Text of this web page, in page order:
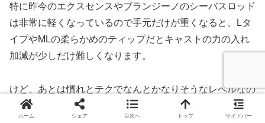
特に昨今のエクスセンスやブランジーノのシーバスロッド
は非常に軽くなっているので手元だけが重くなると、Lタ
イプやMLの柔らかめのティップだとキャストの力の入れ
加減が少しだけ難しくなります。
けど、あとは慣れとテクでなんとかなりそうなレベルなの
で、どうしてもシーバスには3000MHGと思う人は、気に
ホーム シェア 目次へ トップ サイドバー